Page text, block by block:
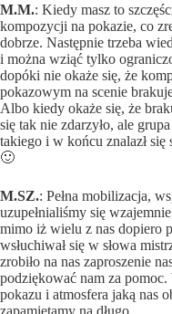
M.M.: Kiedy masz to
kompozycji na pokazie, co
dobrze. Następnie trzeba
i można wziąć tylko
dopóki nie okaże się, że
pokazowym na scenie
Albo kiedy okaże się, że
się tak nie zdarzyło, ale
takiego i w końcu znalazł się
🙂
M.SZ.: Pełna mobilizacja,
uzupełnialiśmy się
mimo iż wielu z nas dopiero
wsłuchiwał się w słowa
zrobiło na nas zaproszenie
podziękować nam za pomoc.
pokazu i atmosfera jaką nas
zapamiętamy na długo.